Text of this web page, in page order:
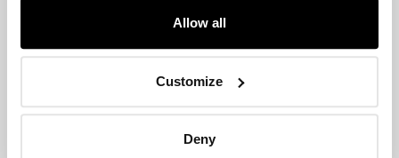
Allow all
Customize
Deny
Forum Ghislain Dufour du monde des
relations entre le Canada, les États-
Forum Ghislain Dufour du monde des affaires -
Événements passés |
Le Forum Ghislain Dufour du monde des